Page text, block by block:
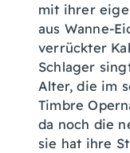
mit ihrer
aus Wanne-
verrückter
Schlager
Alter, die im
Timbre
da noch die
sie hat ihre